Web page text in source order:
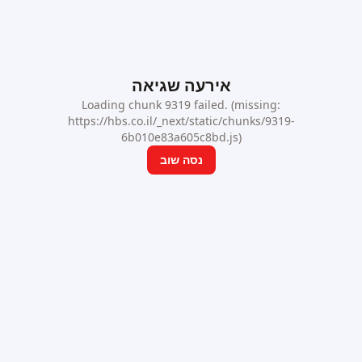
אירעה שגיאה
Loading chunk 9319 failed. (missing:
https://hbs.co.il/_next/static/chunks/9319-
6b010e83a605c8bd.js)